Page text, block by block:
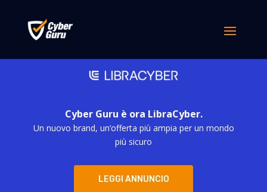
Cyber Guru è ora LibraCyber.
Un nuovo brand, un’offerta più ampia per un mondo
più sicuro
LEGGI ANNUNCIO
Cyber Card #07 – Black Friday & Cyber Monday